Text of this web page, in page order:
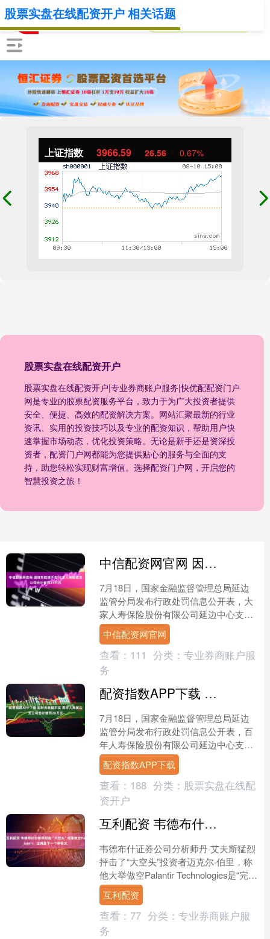
上证指数 3966.59 26.56 0.67%
股票实盘在线配资开户
股票实盘在线配资开户|专业券商账户服务|快优配配资门户
网是专业的股票配资服务平台，致力于为广大投资者提供
安全、便捷、高效的配资解决方案。网站汇聚最新的行业
资讯、实用的投资技巧以及专业的配资知识，帮助用户快
速掌握市场动态，优化投资策略。无论是新手还是资深投
资者，配资门户网都能为您提供贴心的服务与全面的支
持，助您轻松实现财富增值。选择配资门户网，开启您的
智慧投资之旅！
股票实盘在线配资开户 相关话题
中信配资网官网 因财务数据不实 大家人寿延边支公司合计被罚25万元
7月18日，国家金融监督管理总局延边
监管分局发布行政处罚信息公开表，大
家人寿保险股份有限公司延边中心支公
司因财务数据不真实合计被罚款25万
元，胡某（时任大家人寿....
中信配资网官网
查看： 111 分类： 专业券商账户服
务
配资指数APP下载 因财务数据不实 百年人寿延边支公司合计被罚26万元
7月18日，国家金融监督管理总局延边
监管分局发布行政处罚信息公开表，百
年人寿保险股份有限公司延边中心支公
司因财务数据不真实总计被罚款26万元
人民币，崔某、娄某被....
配资指数APP下载
查看： 188 分类： 股票实盘在线配
资开户
互利配资 韦德布什分析师怒批“大空头”伯里做空Palantir：这将是下一个甲骨文
韦德布什证券公司分析师丹·艾夫斯猛烈
抨击了“大空头”投资者迈克尔·伯里，称
他大举做空Palantir Technologies是“完全
错误的”。 在最近的一次采....
互利配资
查看： 77 分类： 专业券商账户服
务